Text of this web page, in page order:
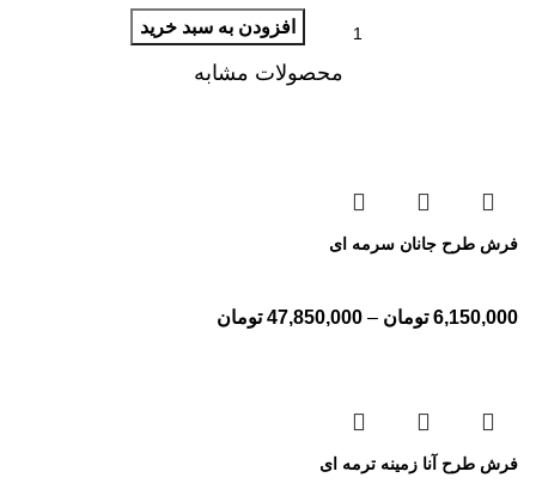
افزودن به سبد خرید
محصولات مشابه
فرش طرح جانان سرمه ای
6,150,000 تومان –
47,850,000 تومان
فرش طرح آنا زمینه ترمه ای